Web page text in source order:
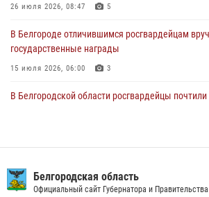
26 июля 2026, 08:47 5
В Белгороде отличившимся росгвардейцам
государственные награды
15 июля 2026, 06:00 3
В Белгородской области росгвардейцы
подготовке спецподразделения в эфире радио
22 июля 2026, 14:36
Белгородская область
Официальный сайт Губернатора и Правительства